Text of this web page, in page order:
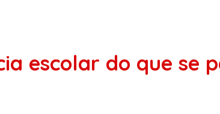
escolar do que se